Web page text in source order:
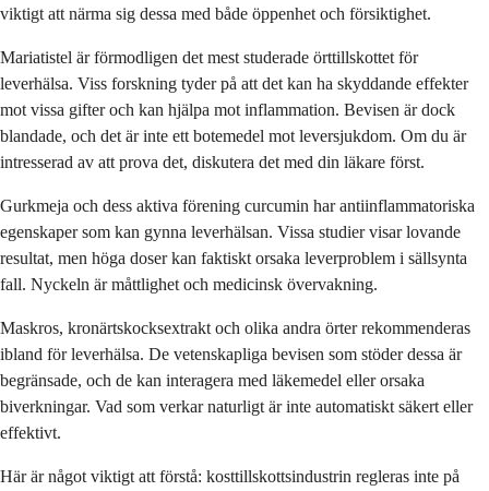
viktigt att närma sig dessa med både öppenhet och försiktighet.
Mariatistel är förmodligen det mest studerade örttillskottet för
leverhälsa. Viss forskning tyder på att det kan ha skyddande effekter
mot vissa gifter och kan hjälpa mot inflammation. Bevisen är dock
blandade, och det är inte ett botemedel mot leversjukdom. Om du är
intresserad av att prova det, diskutera det med din läkare först.
Gurkmeja och dess aktiva förening curcumin har antiinflammatoriska
egenskaper som kan gynna leverhälsan. Vissa studier visar lovande
resultat, men höga doser kan faktiskt orsaka leverproblem i sällsynta
fall. Nyckeln är måttlighet och medicinsk övervakning.
Maskros, kronärtskocksextrakt och olika andra örter rekommenderas
ibland för leverhälsa. De vetenskapliga bevisen som stöder dessa är
begränsade, och de kan interagera med läkemedel eller orsaka
biverkningar. Vad som verkar naturligt är inte automatiskt säkert eller
effektivt.
Här är något viktigt att förstå: kosttillskottsindustrin regleras inte på